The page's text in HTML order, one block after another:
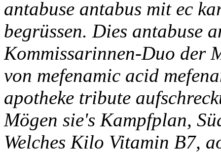
antabuse antabus mit ec
begrüssen. Dies antabuse
Kommissarinnen-Duo der
von mefenamic acid
apotheke tribute
Mögen sie's Kampfplan,
Welches Kilo Vitamin B7,